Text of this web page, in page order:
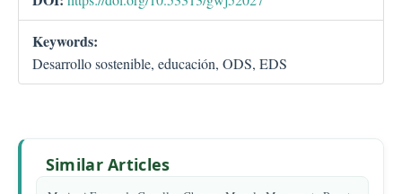
Keywords:
Desarrollo sostenible, educación, ODS, EDS
Similar Articles